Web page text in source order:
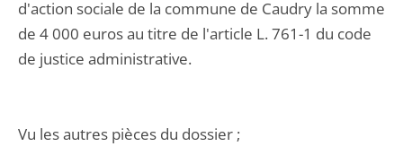
d'action sociale de la commune de Caudry la somme
de 4 000 euros au titre de l'article L. 761-1 du code
de justice administrative.
Vu les autres pièces du dossier ;